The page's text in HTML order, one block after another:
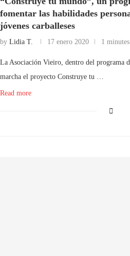
fomentar las habilidades
jóvenes carballeses
by Lidia T. 17 enero 2020 1
La Asociación Vieiro, dentro del programa
marcha el proyecto Construye tu …
Read more